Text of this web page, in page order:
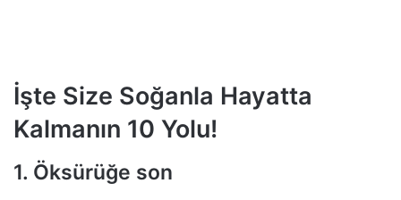
İşte Size Soğanla Hayatta
Kalmanın 10 Yolu!
1. Öksürüğe son